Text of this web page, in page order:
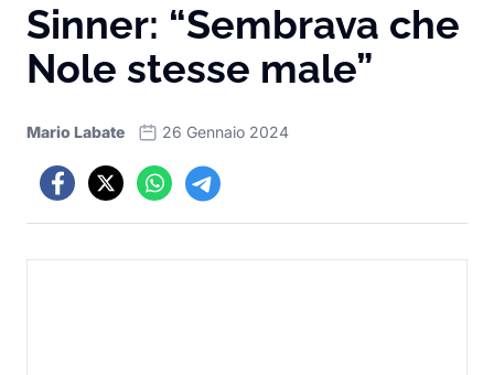
Sinner: “Sembrava che
Nole stesse male”
Mario Labate 26 Gennaio 2024